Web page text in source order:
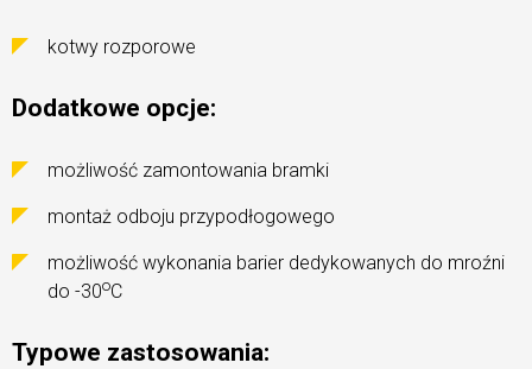
kotwy rozporowe
Dodatkowe opcje:
możliwość zamontowania bramki
montaż odboju przypodłogowego
możliwość wykonania barier dedykowanych do mroźni
do -30oC
Typowe zastosowania: